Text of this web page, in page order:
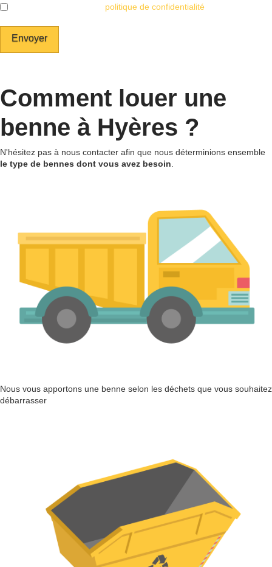
politique de confidentialité
Comment louer une
benne à Hyères ?
N'hésitez pas à nous contacter afin que nous déterminions ensemble
le type de bennes dont vous avez besoin
Nous vous apportons une benne selon les déchets que vous souhaitez
débarrasser